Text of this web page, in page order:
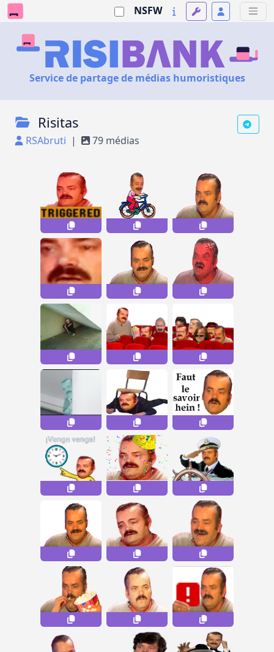
NSFW
Service de partage de médias humoristiques
Risitas
RSAbruti | 79 médias